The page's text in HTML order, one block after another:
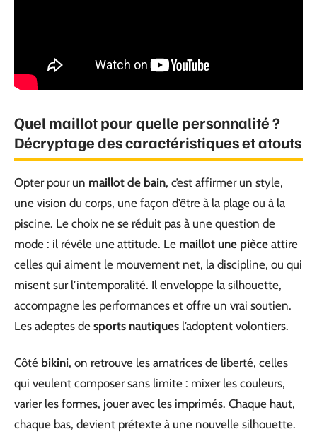
Quel maillot pour quelle personnalité ?
Décryptage des caractéristiques et atouts
Opter pour un maillot de bain, c’est affirmer un style,
une vision du corps, une façon d’être à la plage ou à la
piscine. Le choix ne se réduit pas à une question de
mode : il révèle une attitude. Le maillot une pièce attire
celles qui aiment le mouvement net, la discipline, ou qui
misent sur l’intemporalité. Il enveloppe la silhouette,
accompagne les performances et offre un vrai soutien.
Les adeptes de sports nautiques l’adoptent volontiers.
Côté bikini, on retrouve les amatrices de liberté, celles
qui veulent composer sans limite : mixer les couleurs,
varier les formes, jouer avec les imprimés. Chaque haut,
chaque bas, devient prétexte à une nouvelle silhouette.